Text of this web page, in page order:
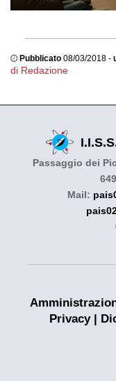
Pubblicato 08/03/2018 -
di Redazione
Passaggio dei
Mail:
Privacy|